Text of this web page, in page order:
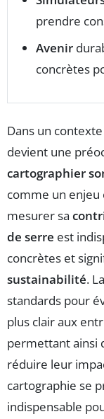
prendre
Avenir
concrètes
Dans un
devient une
cartographier
comme un enjeu
mesurer sa
de serre est
concrètes et
sustainabilité.
standards pour
plus clair aux
permettant ainsi
réduire leur
cartographie se
indispensable